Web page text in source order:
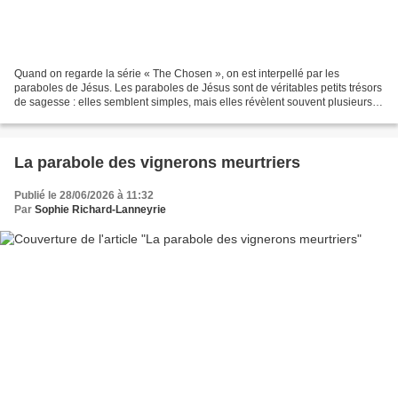
Quand on regarde la série « The Chosen », on est interpellé par les
paraboles de Jésus. Les paraboles de Jésus sont de véritables petits trésors
de sagesse : elles semblent simples, mais elles révèlent souvent plusieurs
La parabole des vignerons meurtriers
Publié le 28/06/2026 à 11:32
Par Sophie Richard-Lanneyrie